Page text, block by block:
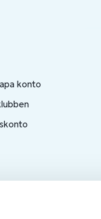
konto